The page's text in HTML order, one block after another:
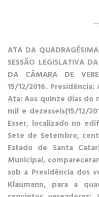
ATA DA
SESSÃO LEGISLATIVA
DA CÂMARA DE
15/12/2016.
Ata: Aos quinze dias do
mil e dezesseis(15/12/
Esser, localizado no
Sete de Setembro,
Estado de Santa
Municipal,
sob a Presidência dos
Klaumann, para a